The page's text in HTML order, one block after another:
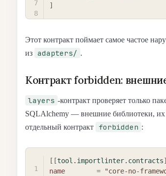
]
Этот контракт поймает самое частое
из adapters/ .
Контракт forbidden:
layers -контракт проверяет только
SQLAlchemy — внешние библиотеки,
отдельный контракт
forbidden :
[ [tool.importlinter.contracts]
name
=
"core-no-